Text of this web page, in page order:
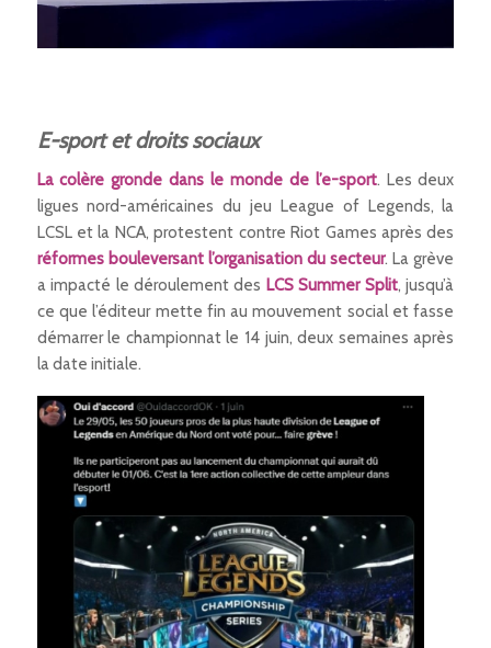
E-sport et droits sociaux
La colère gronde dans le monde de l’e-sport. Les deux
ligues nord-américaines du jeu League of Legends, la
LCSL et la NCA, protestent contre Riot Games après des
réformes bouleversant l’organisation du secteur. La grève
a impacté le déroulement des LCS Summer Split, jusqu’à
ce que l’éditeur mette fin au mouvement social et fasse
démarrer le championnat le 14 juin, deux semaines après
la date initiale.